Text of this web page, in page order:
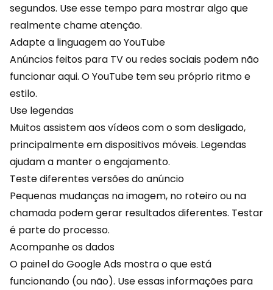
segundos. Use esse tempo para mostrar algo que
realmente chame atenção.
Adapte a linguagem ao YouTube
Anúncios feitos para TV ou redes sociais podem não
funcionar aqui. O YouTube tem seu próprio ritmo e
estilo.
Use legendas
Muitos assistem aos vídeos com o som desligado,
principalmente em dispositivos móveis. Legendas
ajudam a manter o engajamento.
Teste diferentes versões do anúncio
Pequenas mudanças na imagem, no roteiro ou na
chamada podem gerar resultados diferentes. Testar
é parte do processo.
Acompanhe os dados
O painel do Google Ads mostra o que está
funcionando (ou não). Use essas informações para